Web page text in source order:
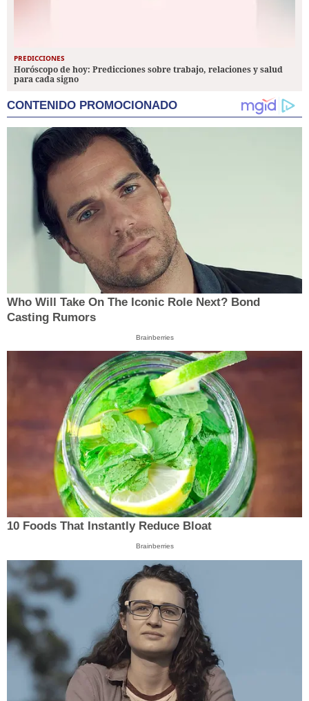
PREDICCIONES
Horóscopo de hoy: Predicciones sobre trabajo, relaciones y salud
para cada signo
CONTENIDO PROMOCIONADO
Who Will Take On The Iconic Role Next? Bond
Casting Rumors
Brainberries
10 Foods That Instantly Reduce Bloat
Brainberries